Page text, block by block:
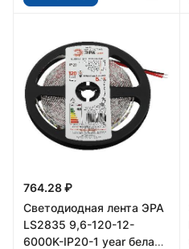
764.28 ₽
Светодиодная лента ЭРА
LS2835 9,6-120-12-
6000K-IP20-1 year белая